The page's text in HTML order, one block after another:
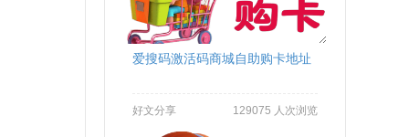
爱搜码激活码商城自助购卡地址
好文分享 129075 人次浏览